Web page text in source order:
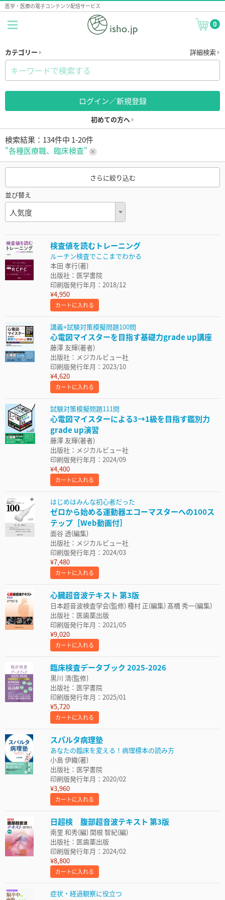
医学・医療の電子コンテンツ配信サービス
0
カテゴリー 詳細検索
ログイン／新規登録
初めての方へ
検索結果：134件中 1-20件
"各種医療職、臨床検査"
さらに絞り込む
並び替え
人気度
検査値を読むトレーニング
ルーチン検査でここまでわかる
本田 孝行(著)
出版社：医学書院
印刷版発行年月：2018/12
¥4,950
カートに入れる
講義+試験対策模擬問題100問
心電図マイスターを目指す基礎力grade up講座
藤澤 友輝(著者)
出版社：メジカルビュー社
印刷版発行年月：2023/10
¥4,620
カートに入れる
試験対策模擬問題111問
心電図マイスターによる3→1級を目指す鑑別力
grade up演習
藤澤 友輝(著者)
出版社：メジカルビュー社
印刷版発行年月：2024/09
¥4,400
カートに入れる
はじめはみんな初心者だった
ゼロから始める運動器エコーマスターへの100ス
テップ［Web動画付］
面谷 透(編集)
出版社：メジカルビュー社
印刷版発行年月：2024/03
¥7,480
カートに入れる
心臓超音波テキスト 第3版
日本超音波検査学会(監修) 種村 正(編集) 髙橋 秀一(編集)
出版社：医歯薬出版
印刷版発行年月：2021/05
¥9,020
カートに入れる
臨床検査データブック 2025-2026
黒川 清(監修)
出版社：医学書院
印刷版発行年月：2025/01
¥5,720
カートに入れる
スパルタ病理塾
あなたの臨床を変える！病理標本の読み方
小島 伊織(著)
出版社：医学書院
印刷版発行年月：2020/02
¥3,960
カートに入れる
日超検 腹部超音波テキスト 第3版
南里 和秀(編) 関根 智紀(編)
出版社：医歯薬出版
印刷版発行年月：2024/02
¥8,800
カートに入れる
症状・経過観察に役立つ